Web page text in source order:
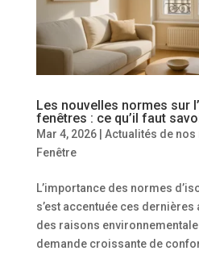
Les nouvelles normes sur
fenêtres : ce qu’il faut
Mar 4, 2026| Actualités de nos
Fenêtre
L’importance des normes
s’est accentuée ces
des raisons
demande croissante de